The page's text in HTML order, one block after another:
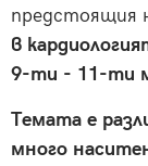
предстоящия
в
9-ти - 11-ти
Темата е
много